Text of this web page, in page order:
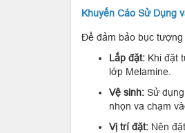
Khuyến Cáo Sử Dụng
Để đảm bảo bục tượng
Lắp đặt: Khi đặt
lớp Melamine.
Vệ sinh: Sử
nhọn va chạm
Vị trí đặt: Nên